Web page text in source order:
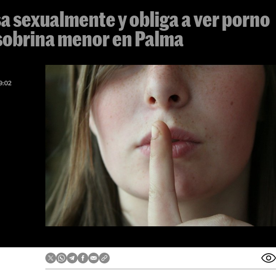
sexualmente y obliga a ver porno
menor en Palma